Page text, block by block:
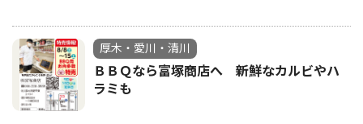
厚木・愛川・清川
ＢＢＱなら富塚商店へ 新鮮なカルビやハ
ラミも